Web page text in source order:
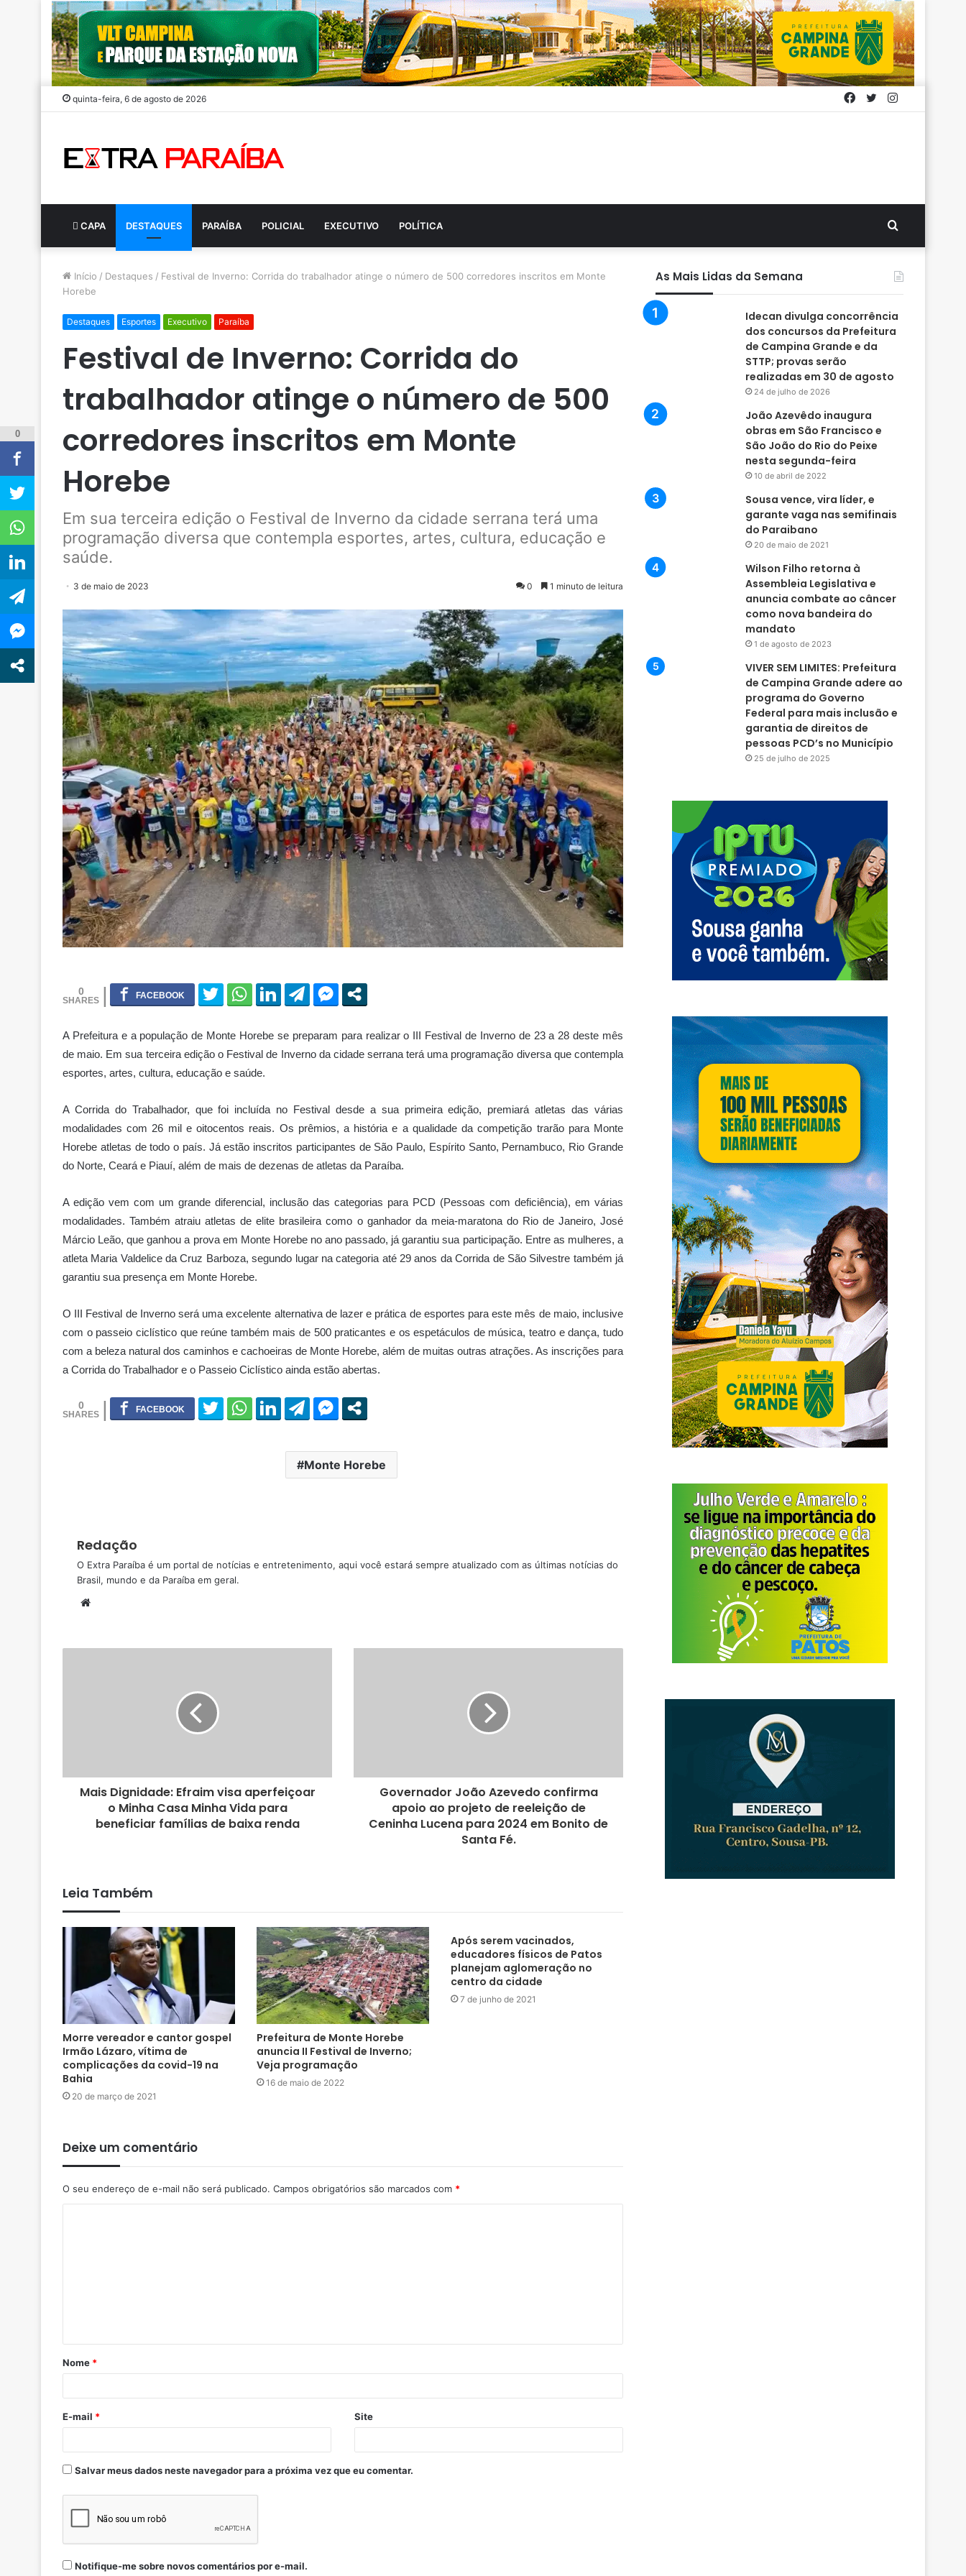
quinta-feira, 6 de agosto de 2026 Twitter
Facebook
CAPA DESTAQUES PARAÍBA POLICIAL EXECUTIVO POLÍTICA Procurar
por
Início / Destaques / Festival de Inverno: Corrida do trabalhador atinge o número de 500 corredores inscritos em Monte
Horebe
Destaques Esportes Executivo Paraíba
Festival de Inverno: Corrida do
trabalhador atinge o número de 500
corredores inscritos em Monte
Horebe
Em sua terceira edição o Festival de Inverno da cidade serrana terá uma
programação diversa que contempla esportes, artes, cultura, educação e
saúde.
3 de maio de 2023 0 1 minuto de leitura
0
A Prefeitura e a população de Monte Horebe se preparam para realizar o III Festival de Inverno de 23 a 28 deste mês
de maio. Em sua terceira edição o Festival de Inverno da cidade serrana terá uma programação diversa que contempla
esportes, artes, cultura, educação e saúde.
A Corrida do Trabalhador, que foi incluída no Festival desde a sua primeira edição, premiará atletas das várias
modalidades com 26 mil e oitocentos reais. Os prêmios, a história e a qualidade da competição trarão para Monte
Horebe atletas de todo o país. Já estão inscritos participantes de São Paulo, Espírito Santo, Pernambuco, Rio Grande
do Norte, Ceará e Piauí, além de mais de dezenas de atletas da Paraíba.
A edição vem com um grande diferencial, inclusão das categorias para PCD (Pessoas com deficiência), em várias
modalidades. Também atraiu atletas de elite brasileira como o ganhador da meia-maratona do Rio de Janeiro, José
Márcio Leão, que ganhou a prova em Monte Horebe no ano passado, já garantiu sua participação. Entre as mulheres, a
atleta Maria Valdelice da Cruz Barboza, segundo lugar na categoria até 29 anos da Corrida de São Silvestre também já
garantiu sua presença em Monte Horebe.
O III Festival de Inverno será uma excelente alternativa de lazer e prática de esportes para este mês de maio, inclusive
com o passeio ciclístico que reúne também mais de 500 praticantes e os espetáculos de música, teatro e dança, tudo
com a beleza natural dos caminhos e cachoeiras de Monte Horebe, além de muitas outras atrações. As inscrições para
a Corrida do Trabalhador e o Passeio Ciclístico ainda estão abertas.
0
Monte Horebe
Redação
O Extra Paraíba é um portal de notícias e entretenimento, aqui você estará sempre atualizado com as últimas notícias do
Brasil, mundo e da Paraíba em geral.
Mais Dignidade: Efraim visa aperfeiçoar
o Minha Casa Minha Vida para
beneficiar famílias de baixa renda
Governador João Azevedo confirma
apoio ao projeto de reeleição de
Ceninha Lucena para 2024 em Bonito de
Santa Fé.
Leia Também
Morre vereador e cantor gospel
Irmão Lázaro, vítima de
complicações da covid-19 na
Bahia
20 de março de 2021
Prefeitura de Monte Horebe
anuncia II Festival de Inverno;
Veja programação
16 de maio de 2022
Após serem vacinados,
educadores físicos de Patos
planejam aglomeração no
centro da cidade
7 de junho de 2021
Deixe um comentário
O seu endereço de e-mail não será publicado. Campos obrigatórios são marcados com *
Nome *
E-mail * Site
Salvar meus dados neste navegador para a próxima vez que eu comentar.
Notifique-me sobre novos comentários por e-mail.
As Mais Lidas da Semana
Idecan divulga concorrência
dos concursos da Prefeitura
de Campina Grande e da
STTP; provas serão
realizadas em 30 de agosto
24 de julho de 2026
João Azevêdo inaugura
obras em São Francisco e
São João do Rio do Peixe
nesta segunda-feira
10 de abril de 2022
Sousa vence, vira líder, e
garante vaga nas semifinais
do Paraibano
20 de maio de 2021
Wilson Filho retorna à
Assembleia Legislativa e
anuncia combate ao câncer
como nova bandeira do
mandato
1 de agosto de 2023
VIVER SEM LIMITES: Prefeitura
de Campina Grande adere ao
programa do Governo
Federal para mais inclusão e
garantia de direitos de
pessoas PCD’s no Município
25 de julho de 2025
0